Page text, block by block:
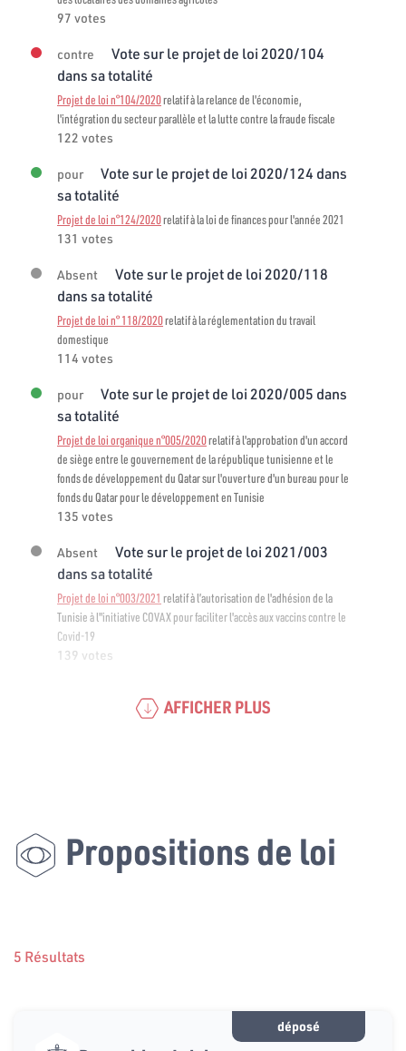
97 votes
contre
Vote sur le projet de loi 2020/104
dans sa totalité
Projet de loi n°104/2020relatif à la relance de l'économie,
l'intégration du secteur parallèle et la lutte contre la fraude fiscale
122 votes
pour
Vote sur le projet de loi 2020/124 dans
sa totalité
Projet de loi n°124/2020relatif à la loi de finances pour l'année 2021
131 votes
Absent
Vote sur le projet de loi 2020/118
dans sa totalité
Projet de loi n° 118/2020relatif à la réglementation du travail
domestique
114 votes
pour
Vote sur le projet de loi 2020/005 dans
sa totalité
Projet de loi organique n°005/2020relatif à l'approbation d'un accord
de siège entre le gouvernement de la république tunisienne et le
fonds de développement du Qatar sur l'ouverture d'un bureau pour le
fonds du Qatar pour le développement en Tunisie
135 votes
Absent
Vote sur le projet de loi 2021/003
dans sa totalité
Projet de loi n°003/2021 relatif à l’autorisation de l'adhésion de la
Tunisie à l"initiative COVAX pour faciliter l'accès aux vaccins contre le
Covid-19
139 votes
AFFICHER PLUS
Propositions de loi
5 Résultats
déposé